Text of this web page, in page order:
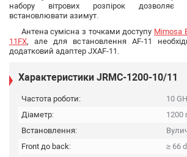
набору вітрових розпірок дозволяє
встановлювати азимут.
Антена сумісна з точками доступу Mimosa
11FX, але для встановлення AF-11
додатковий адаптер JXAF-11.
Характеристики JRMC-1200-10/11
Частота роботи:
10
Діаметр:
1200
Встановлення:
Front до back:
≥ 66